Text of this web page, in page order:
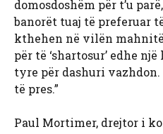
domosdoshëm për t’u
banorët tuaj të preferuar
kthehen në vilën
për të ‘shartosur’ edhe
tyre për dashuri
të pres.”
Paul Mortimer, drejtor i